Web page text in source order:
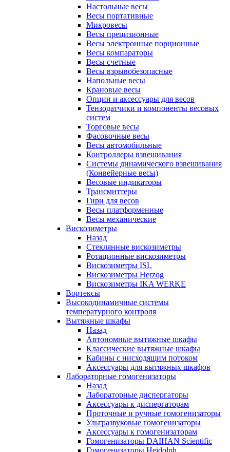
Настольные весы
Весы портативные
Микровесы
Весы прецизионные
Весы электронные порционные
Весы компараторы
Весы счетные
Весы взрывобезопасные
Напольные весы
Крановые весы
Опции и аксессуары для весов
Тензодатчики и компоненты весовых
систем
Торговые весы
Фасовочные весы
Весы автомобильные
Контроллеры взвешивания
Системы динамического взвешивания
(Конвейерные весы)
Весовые индикаторы
Трансмиттеры
Гири для весов
Весы платформенные
Весы механические
Вискозиметры
Назад
Стеклянные вискозиметры
Ротационные вискозиметры
Вискозиметры ISL
Вискозиметры Herzog
Вискозиметры IKA WERKE
Вортексы
Высокодинамичные системы
температурного контроля
Вытяжные шкафы
Назад
Автономные вытяжные шкафы
Классические вытяжные шкафы
Кабины с нисходящим потоком
Аксессуары для вытяжных шкафов
Лабораторные гомогенизаторы
Назад
Лабораторные диспергаторы
Аксессуары к диспергаторам
Проточные и ручные гомогенизаторы
Ультразвуковые гомогенизаторы
Аксессуары к гомогенизаторам
Гомогенизаторы DAIHAN Scientific
Гомогенизаторы Heidolph